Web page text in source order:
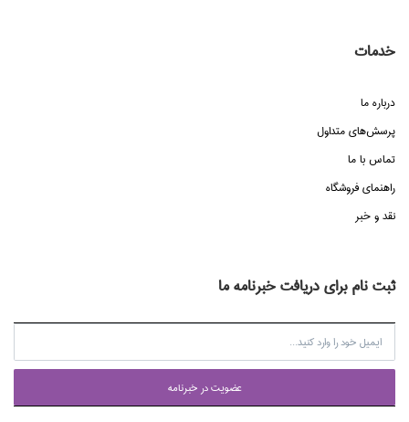
خدمات
درباره ما
پرسش‌هاي متداول
تماس با ما
راهنماي فروشگاه
نقد و خبر
ثبت نام برای دریافت خبرنامه ما
عضويت در خبرنامه